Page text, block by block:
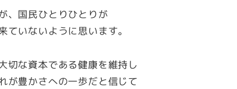
、国民ひとりひとりが
いないように思います。
切な資本である健康を維持し
が豊かさへの一歩だと信じて